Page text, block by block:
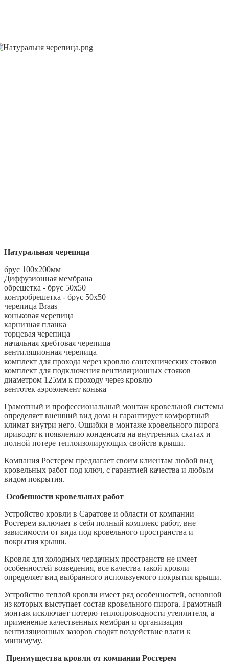
Натуральная черепица
брус 100х200мм
Диффузионная мембрана
обрешетка - брус 50х50
контробрешетка - брус 50х50
черепица Braas
коньковая черепица
карнизная планка
торцевая черепица
начальная хребтовая черепица
вентиляционная черепица
комплект для прохода через кровлю сантехнических стояков
комплект для подключения вентиляционных стояков
диаметром 125мм к проходу через кровлю
вентотек аэроэлемент конька
Грамотный и профессиональный монтаж кровельной системы
определяет внешний вид дома и гарантирует комфортный
климат внутри него. Ошибки в монтаже кровельного пирога
приводят к появлению конденсата на внутренних скатах и
полной потере теплоизолирующих свойств крыши.
Компания Ростерем предлагает своим клиентам любой вид
кровельных работ под ключ, с гарантией качества и любым
видом покрытия.
Особенности кровельных работ
Устройство кровли в Саратове и области от компании
Ростерем включает в себя полный комплекс работ, вне
зависимости от вида под кровельного пространства и
покрытия крыши.
Кровля для холодных чердачных пространств не имеет
особенностей возведения, все качества такой кровли
определяет вид выбранного используемого покрытия крыши.
Устройство теплой кровли имеет ряд особенностей, основной
из которых выступает состав кровельного пирога. Грамотный
монтаж исключает потерю теплопроводности утеплителя, а
применение качественных мембран и организация
вентиляционных зазоров сводят воздействие влаги к
минимуму.
Преимущества кровли от компании Ростерем